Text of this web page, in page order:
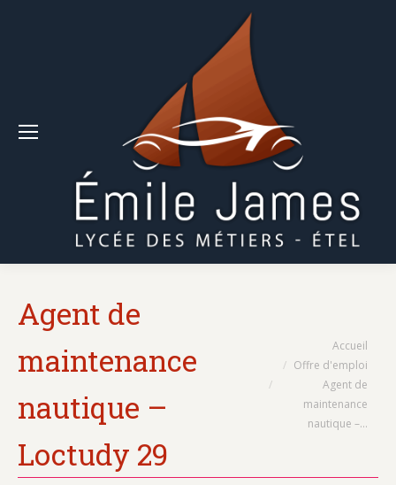
Agent de
maintenance
nautique –
Loctudy 29
Accueil
Offre d'emploi
Agent de
maintenance
nautique –…